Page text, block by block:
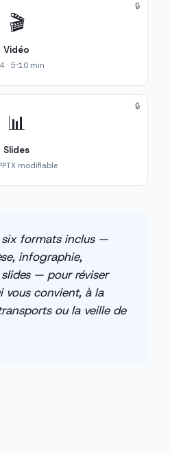
🎬
Vidéo
· 5-10 min
🔒
📊
Slides
modifiable
🔒
six formats inclus —
infographie,
— pour réviser
vous convient, à la
ou la veille de